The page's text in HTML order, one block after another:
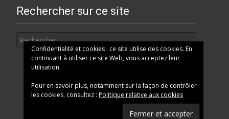
Rechercher sur ce site
Confidentialité et cookies : ce site utilise des cookies. En
continuant à utiliser ce site Web, vous acceptez leur
utilisation.
Pour en savoir plus, notamment sur la façon de contrôler
les cookies, consultez : Politique relative aux cookies